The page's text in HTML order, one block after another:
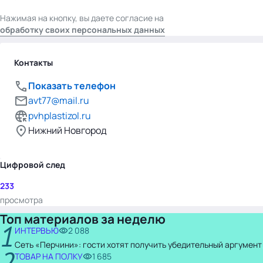
Нажимая на кнопку, вы даете согласие на
обработку своих персональных данных
Контакты
Показать телефон
avt77@mail.ru
pvhplastizol.ru
Нижний Новгород
Цифровой след
233
просмотра
Топ материалов за неделю
1 ИНТЕРВЬЮ
2 088
Сеть «Перчини»: гости хотят получить убедительный
ТОВАР НА ПОЛКУ 1 685